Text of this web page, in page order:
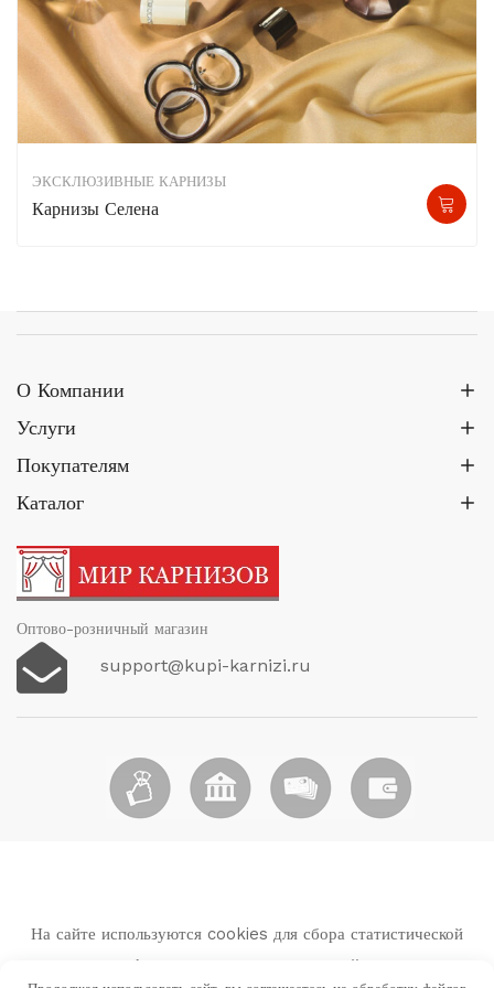
ЭКСКЛЮЗИВНЫЕ КАРНИЗЫ
Карнизы Селена
О Компании
Услуги
Покупателям
Каталог
Оптово-розничный магазин
support@kupi-karnizi.ru
На сайте используются cookies для сбора статистической
информации о пользователях сайта.